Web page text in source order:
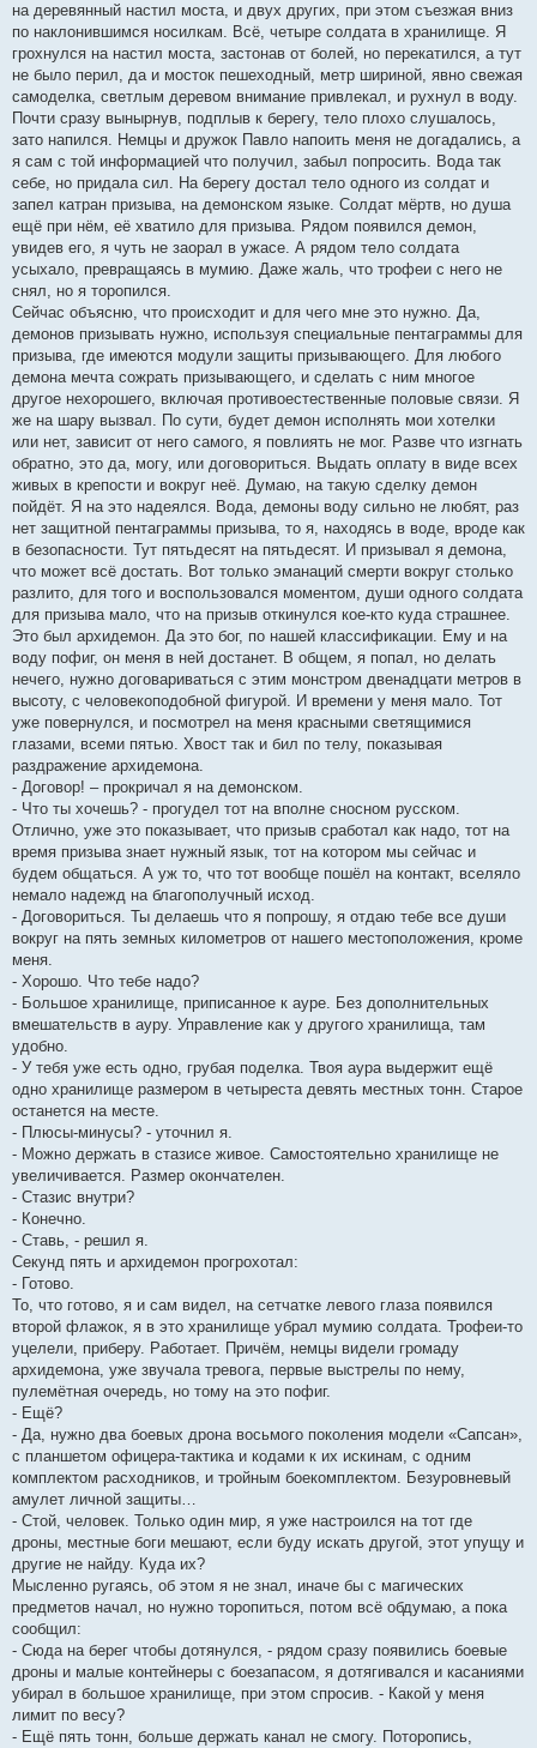
на деревянный настил моста, и двух других, при этом съезжая вниз
по наклонившимся носилкам. Всё, четыре солдата в хранилище. Я
грохнулся на настил моста, застонав от болей, но перекатился, а тут
не было перил, да и мосток пешеходный, метр шириной, явно свежая
самоделка, светлым деревом внимание привлекал, и рухнул в воду.
Почти сразу вынырнув, подплыв к берегу, тело плохо слушалось,
зато напился. Немцы и дружок Павло напоить меня не догадались, а
я сам с той информацией что получил, забыл попросить. Вода так
себе, но придала сил. На берегу достал тело одного из солдат и
запел катран призыва, на демонском языке. Солдат мёртв, но душа
ещё при нём, её хватило для призыва. Рядом появился демон,
увидев его, я чуть не заорал в ужасе. А рядом тело солдата
усыхало, превращаясь в мумию. Даже жаль, что трофеи с него не
снял, но я торопился.
Сейчас объясню, что происходит и для чего мне это нужно. Да,
демонов призывать нужно, используя специальные пентаграммы для
призыва, где имеются модули защиты призывающего. Для любого
демона мечта сожрать призывающего, и сделать с ним многое
другое нехорошего, включая противоестественные половые связи. Я
же на шару вызвал. По сути, будет демон исполнять мои хотелки
или нет, зависит от него самого, я повлиять не мог. Разве что изгнать
обратно, это да, могу, или договориться. Выдать оплату в виде всех
живых в крепости и вокруг неё. Думаю, на такую сделку демон
пойдёт. Я на это надеялся. Вода, демоны воду сильно не любят, раз
нет защитной пентаграммы призыва, то я, находясь в воде, вроде как
в безопасности. Тут пятьдесят на пятьдесят. И призывал я демона,
что может всё достать. Вот только эманаций смерти вокруг столько
разлито, для того и воспользовался моментом, души одного солдата
для призыва мало, что на призыв откинулся кое-кто куда страшнее.
Это был архидемон. Да это бог, по нашей классификации. Ему и на
воду пофиг, он меня в ней достанет. В общем, я попал, но делать
нечего, нужно договариваться с этим монстром двенадцати метров в
высоту, с человекоподобной фигурой. И времени у меня мало. Тот
уже повернулся, и посмотрел на меня красными светящимися
глазами, всеми пятью. Хвост так и бил по телу, показывая
раздражение архидемона.
- Договор! – прокричал я на демонском.
- Что ты хочешь? - прогудел тот на вполне сносном русском.
Отлично, уже это показывает, что призыв сработал как надо, тот на
время призыва знает нужный язык, тот на котором мы сейчас и
будем общаться. А уж то, что тот вообще пошёл на контакт, вселяло
немало надежд на благополучный исход.
- Договориться. Ты делаешь что я попрошу, я отдаю тебе все души
вокруг на пять земных километров от нашего местоположения, кроме
меня.
- Хорошо. Что тебе надо?
- Большое хранилище, приписанное к ауре. Без дополнительных
вмешательств в ауру. Управление как у другого хранилища, там
удобно.
- У тебя уже есть одно, грубая поделка. Твоя аура выдержит ещё
одно хранилище размером в четыреста девять местных тонн. Старое
останется на месте.
- Плюсы-минусы? - уточнил я.
- Можно держать в стазисе живое. Самостоятельно хранилище не
увеличивается. Размер окончателен.
- Стазис внутри?
- Конечно.
- Ставь, - решил я.
Секунд пять и архидемон прогрохотал:
- Готово.
То, что готово, я и сам видел, на сетчатке левого глаза появился
второй флажок, я в это хранилище убрал мумию солдата. Трофеи-то
уцелели, приберу. Работает. Причём, немцы видели громаду
архидемона, уже звучала тревога, первые выстрелы по нему,
пулемётная очередь, но тому на это пофиг.
- Ещё?
- Да, нужно два боевых дрона восьмого поколения модели «Сапсан»,
с планшетом офицера-тактика и кодами к их искинам, с одним
комплектом расходников, и тройным боекомплектом. Безуровневый
амулет личной защиты…
- Стой, человек. Только один мир, я уже настроился на тот где
дроны, местные боги мешают, если буду искать другой, этот упущу и
другие не найду. Куда их?
Мысленно ругаясь, об этом я не знал, иначе бы с магических
предметов начал, но нужно торопиться, потом всё обдумаю, а пока
сообщил:
- Сюда на берег чтобы дотянулся, - рядом сразу появились боевые
дроны и малые контейнеры с боезапасом, я дотягивался и касаниями
убирал в большое хранилище, при этом спросив. - Какой у меня
лимит по весу?
- Ещё пять тонн, больше держать канал не смогу. Поторопись,